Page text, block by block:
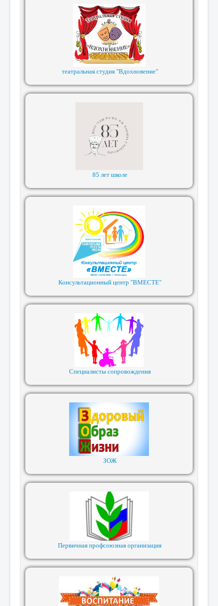
театральная студия "Вдохновение"
85 лет школе
Консультационный центр "ВМЕСТЕ"
Специалисты сопровождения
ЗОЖ
Первичная профсоюзная организация